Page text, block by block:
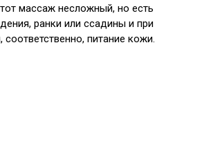
массаж несложный, но есть
ранки или ссадины и при
питание кожи.